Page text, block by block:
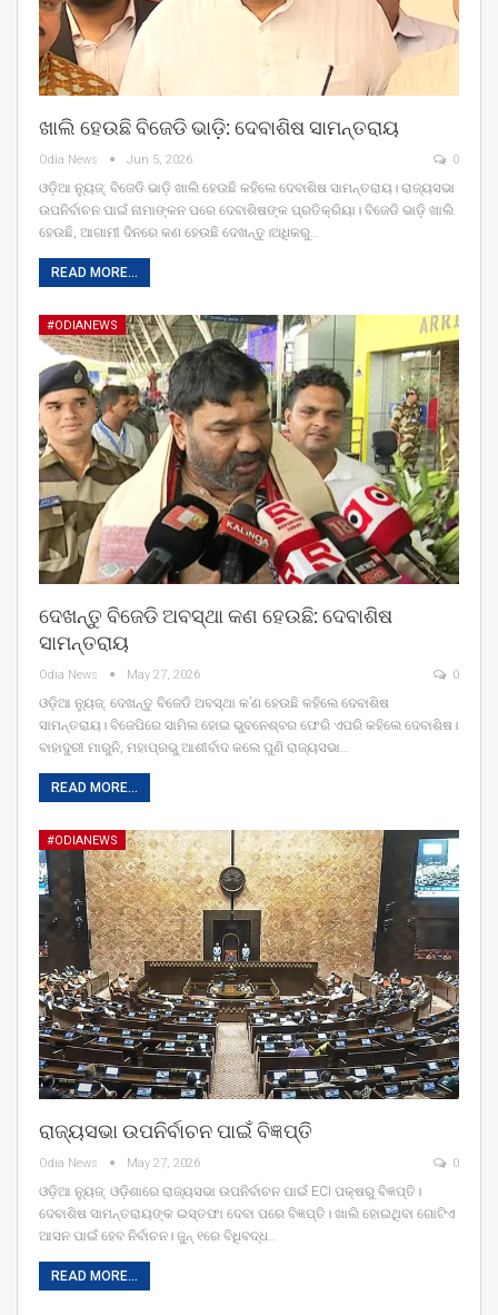
ଖାଲି ହେଉଛି ବିଜେଡି ଭାଡ଼ି: ଦେବାଶିଷ ସାମନ୍ତରାୟ
Odia News Jun 5, 2026 0
ଓଡ଼ିଆ ନ୍ୟୁଜ୍: ବିଜେଡି ଭାଡ଼ି ଖାଲି ହେଉଛି କହିଲେ ଦେବାଶିଷ ସାମନ୍ତରାୟ। ରାଜ୍ୟସଭା
ଉପନିର୍ବାଚନ ପାଇଁ ନାମାଙ୍କନ ପରେ ଦେବାଶିଷଙ୍କ ପ୍ରତିକ୍ରିୟା। ବିଜେଡି ଭାଡ଼ି ଖାଲି
ହେଉଛି, ଆଗାମୀ ଦିନରେ କଣ ହେଉଛି ଦେଖନ୍ତୁ।ଅଧିକରୁ…
READ MORE...
#ODIANEWS
ଦେଖନ୍ତୁ ବିଜେଡି ଅବସ୍ଥା କଣ ହେଉଛି: ଦେବାଶିଷ
ସାମନ୍ତରାୟ
Odia News May 27, 2026 0
ଓଡ଼ିଆ ନ୍ୟୁଜ୍: ଦେଖନ୍ତୁ ବିଜେଡି ଅବସ୍ଥା କ’ଣ ହେଉଛି କହିଲେ ଦେବାଶିଷ
ସାମନ୍ତରାୟ। ବିଜେପିରେ ସାମିଲ ହୋଇ ଭୁବନେଶ୍ବର ଫେରି ଏପରି କହିଲେ ଦେବାଶିଷ।
ବାହାଦୁରୀ ମାରୁନି, ମହାପ୍ରଭୁ ଆଶୀର୍ବାଦ କଲେ ପୁଣି ରାଜ୍ୟସଭା…
READ MORE...
#ODIANEWS
ରାଜ୍ୟସଭା ଉପନିର୍ବାଚନ ପାଇଁ ବିଜ୍ଞପ୍ତି
Odia News May 27, 2026 0
ଓଡ଼ିଆ ନ୍ୟୁଜ୍: ଓଡ଼ିଶାରେ ରାଜ୍ୟସଭା ଉପନିର୍ବାଚନ ପାଇଁ ECI ପକ୍ଷରୁ ବିଜ୍ଞପ୍ତି।
ଦେବାଶିଷ ସାମନ୍ତରାୟଙ୍କ ଇସ୍ତଫା ଦେବା ପରେ ବିଜ୍ଞପ୍ତି। ଖାଲି ହୋଇଥିବା ଗୋଟିଏ
ଆସନ ପାଇଁ ହେବ ନିର୍ବାଚନ। ଜୁନ୍‌ ୧ରେ ବିଧିବଦ୍ଧ…
READ MORE...